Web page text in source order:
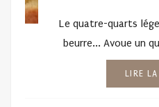
Le quatre-quarts
beurre... Avoue un
LIRE